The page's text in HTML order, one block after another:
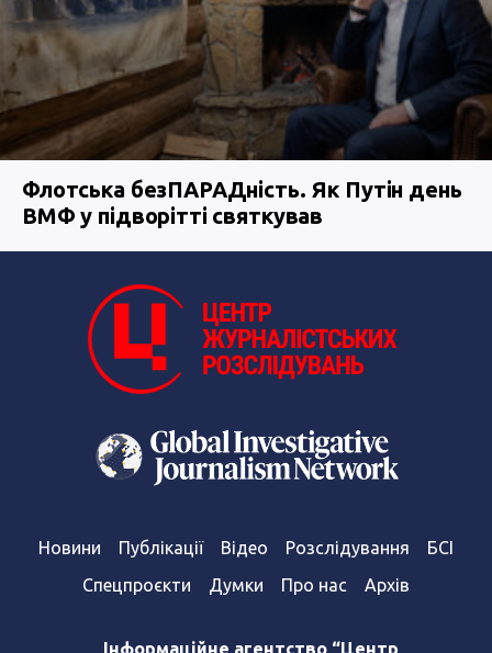
Флотська безПАРАДність. Як Путін день
ВМФ у підворітті святкував
Новини Публікації Відео Розслідування
БСІ
Спецпроєкти
Думки Про нас Архів